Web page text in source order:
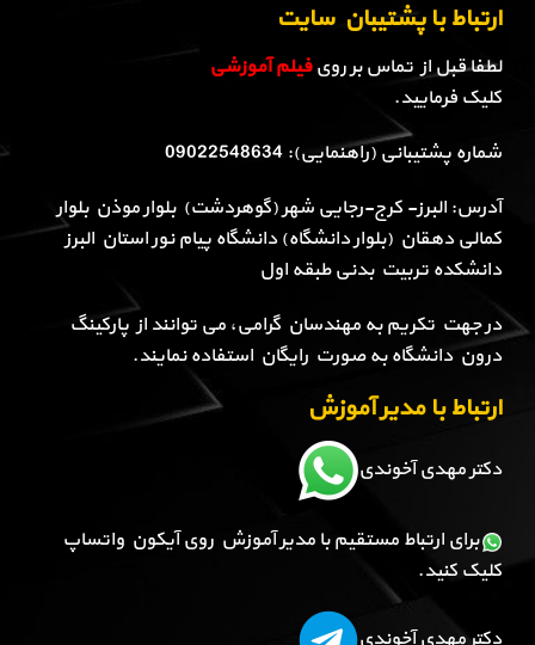
ارتباط با پشتیبان سایت
لطفا قبل از تماس بر رویفیلم آموزشی
کلیک فرمایید.
شماره پشتیبانی (راهنمایی): 09022548634
آدرس: البرز- کرج-رجایی شهر (گوهردشت) بلوار موذن بلوار
کمالی دهقان (بلوار دانشگاه) دانشگاه پیام نور استان البرز
دانشکده تربیت بدنی طبقه اول
در جهت تکریم به مهندسان گرامی، می توانند از پارکینگ
درون دانشگاه به صورت رایگان استفاده نمایند.
ارتباط با مدیر آموزش
دکتر مهدی آخوندی
برای ارتباط مستقیم با مدیر آموزش روی آیکون واتساپ
کلیک کنید.
دکتر مهدی آخوندی